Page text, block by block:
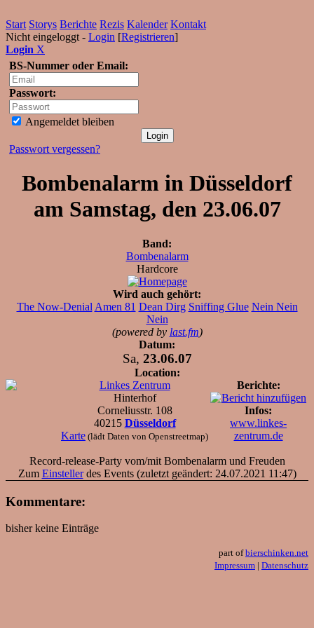
Start Storys Berichte Rezis Kalender Kontakt
Nicht eingeloggt - Login [Registrieren]
Login X
BS-Nummer oder Email:
Passwort:
Angemeldet bleiben
Passwort vergessen?
Bombenalarm in Düsseldorf
am Samstag, den 23.06.07
Band:
Bombenalarm
Hardcore
Wird auch gehört:
The Now-Denial Amen 81 Dean Dirg Sniffing Glue Nein Nein
Nein
(powered by last.fm)
Datum:
Sa, 23.06.07
Location:
Linkes Zentrum
Hinterhof
Corneliusstr. 108
40215 Düsseldorf
Karte (lädt Daten von Openstreetmap)
Berichte:
Infos:
www.linkes-
zentrum.de
Record-release-Party vom/mit Bombenalarm und Freuden
Zum Einstellerdes Events (zuletzt geändert: 24.07.2021 11:47)
Kommentare:
bisher keine Einträge
part ofbierschinken.net
Impressum | Datenschutz